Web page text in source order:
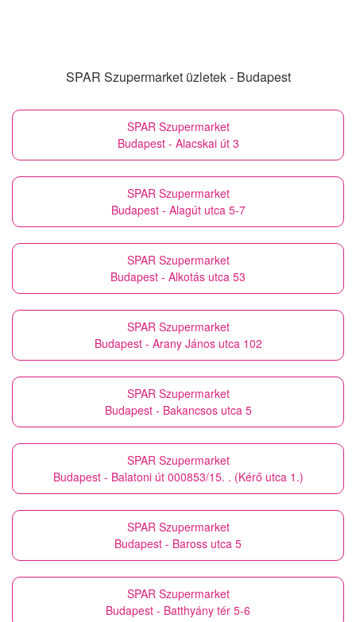
SPAR Szupermarket üzletek - Budapest
SPAR Szupermarket
Budapest - Alacskai út 3
SPAR Szupermarket
Budapest - Alagút utca 5-7
SPAR Szupermarket
Budapest - Alkotás utca 53
SPAR Szupermarket
Budapest - Arany János utca 102
SPAR Szupermarket
Budapest - Bakancsos utca 5
SPAR Szupermarket
Budapest - Balatoni út 000853/15. . (Kérő utca 1.)
SPAR Szupermarket
Budapest - Baross utca 5
SPAR Szupermarket
Budapest - Batthyány tér 5-6